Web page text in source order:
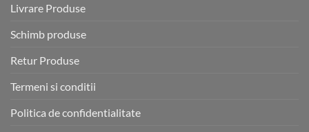
Livrare Produse
Schimb produse
Retur Produse
Termeni si conditii
Politica de confidentialitate